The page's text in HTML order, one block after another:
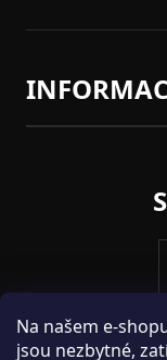
Na našem e-
jsou nezbytné,